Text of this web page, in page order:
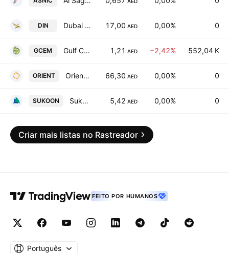
DIN Dubai Insurance CompanyPSC 17,00 AED 0,00% 0
GCEM Gulf Cement Co. 1,21 AED −2,42% 552,04 K
ORIENT Orient Insurance PJSC 66,30 AED 0,00% 0
SUKOON Sukoon Insurance PJSC 5,42 AED 0,00% 0
Criar mais listas no Rastreador
FEITO POR HUMANOS
Português